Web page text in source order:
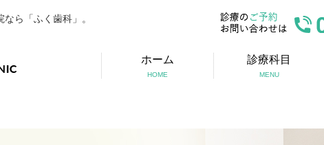
ら「ふく歯科」。
ホーム
HOME
診療科目
MENU